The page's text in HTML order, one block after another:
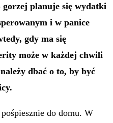
planuje się wydatki
i w panice
gdy ma się
może w każdej chwili
dbać o to, by być
do domu. W